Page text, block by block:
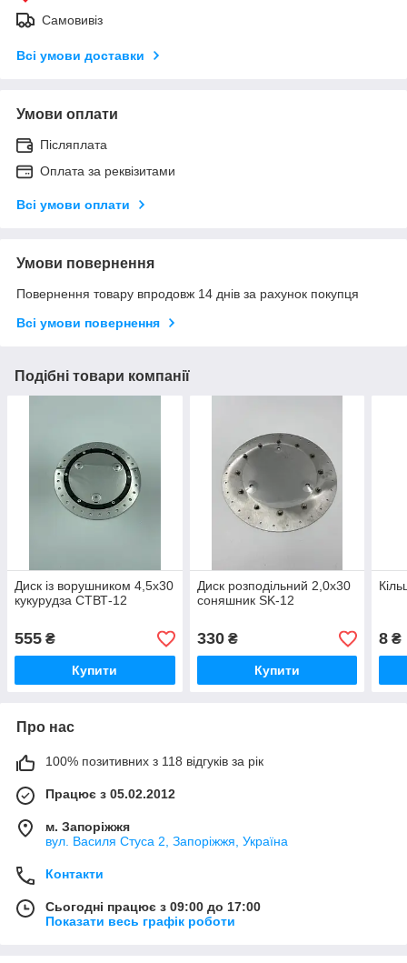
Самовивіз
Всі умови доставки
Умови оплати
Післяплата
Оплата за реквізитами
Всі умови оплати
Умови повернення
Повернення товару впродовж 14 днів за рахунок покупця
Всі умови повернення
Подібні товари компанії
Диск із ворушником 4,5х30
кукурудза СТВТ-12
555 ₴
Купити
Диск розподільний 2,0х30
соняшник SK-12
330₴
Купити
8 ₴
Про нас
100% позитивних з 118 відгуків за рік
Працює з 05.02.2012
м. Запоріжжя
вул. Василя Стуса 2, Запоріжжя, Україна
Контакти
Сьогодні працює з 09:00 до 17:00
Показати весь графік роботи